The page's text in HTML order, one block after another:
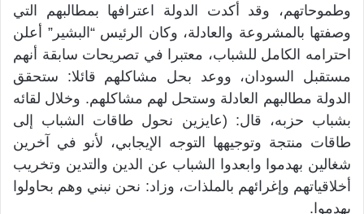
وطموحاتهم، وقد أكدت الدولة اعترافها بمطالبهم التي
وصفتها بالمشروعة والعادلة، وكان الرئيس “البشير” أعلن
احترامه الكامل للشباب، معتبرا في تصريحات سابقة أنهم
مستقبل السودان، ووعد بحل مشاكلهم قائلا: ستحقق
الدولة مطالبهم العادلة وستحل لهم مشاكلهم. وخلال لقائه
بشباب حزبه، قال: (عايزين نحول طاقات الشباب إلى
طاقات منتجة وتوجيهها التوجه الإيجابي، لأنو في آخرين
شغالين بهدموا وابعدوا الشباب عن الدين والتدين وتخريب
أخلاقياتهم وإغرائهم بالملذات، وزاد: نحن نبني وهم بحاولوا
يهدموا.